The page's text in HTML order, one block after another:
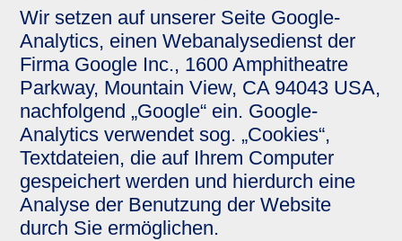
Wir setzen auf unserer Seite Google-
Analytics, einen Webanalysedienst der
Firma Google Inc., 1600 Amphitheatre
Parkway, Mountain View, CA 94043 USA,
nachfolgend „Google“ ein. Google-
Analytics verwendet sog. „Cookies“,
Textdateien, die auf Ihrem Computer
gespeichert werden und hierdurch eine
Analyse der Benutzung der Website
durch Sie ermöglichen.